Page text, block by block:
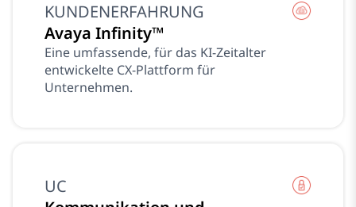
KUNDENERFAHRUNG
Avaya Infinity™
Eine umfassende, für das KI-Zeitalter
entwickelte CX-Plattform für
Unternehmen.
UC